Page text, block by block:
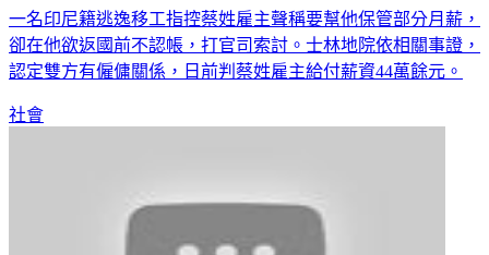
一名印尼籍逃逸移工指控蔡姓雇主聲稱要幫他保管部分月薪，
卻在他欲返國前不認帳，打官司索討。士林地院依相關事證，
認定雙方有僱傭關係，日前判蔡姓雇主給付薪資44萬餘元。
社會